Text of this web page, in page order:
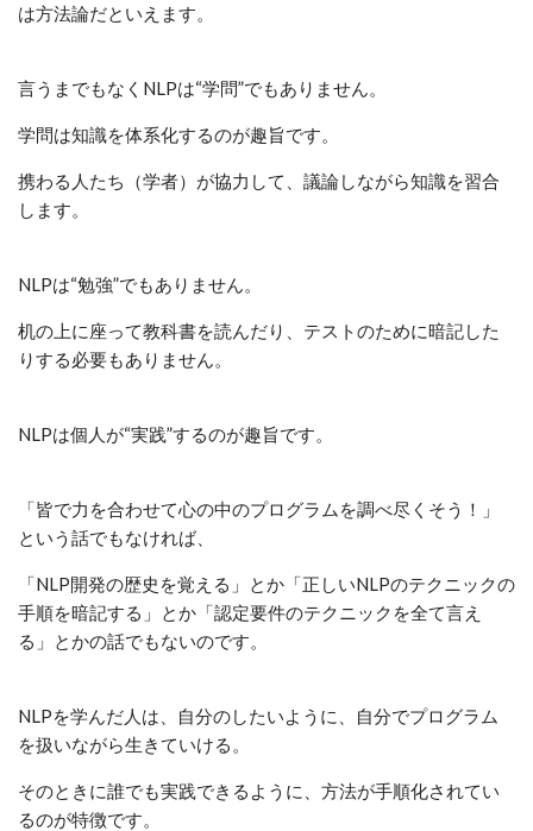
は方法論だといえます。
言うまでもなくNLPは“学問”でもありません。
学問は知識を体系化するのが趣旨です。
携わる人たち（学者）が協力して、議論しながら知識を習合
します。
NLPは“勉強”でもありません。
机の上に座って教科書を読んだり、テストのために暗記した
りする必要もありません。
NLPは個人が“実践”するのが趣旨です。
「皆で力を合わせて心の中のプログラムを調べ尽くそう！」
という話でもなければ、
「NLP開発の歴史を覚える」とか「正しいNLPのテクニックの
手順を暗記する」とか「認定要件のテクニックを全て言え
る」とかの話でもないのです。
NLPを学んだ人は、自分のしたいように、自分でプログラム
を扱いながら生きていける。
そのときに誰でも実践できるように、方法が手順化されてい
るのが特徴です。